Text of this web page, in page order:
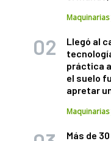
Maquinarias
Llegó al
práctica
el suelo
apretar
Maquinarias
Más de